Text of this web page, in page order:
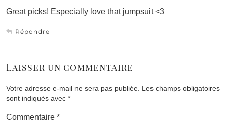
Great picks! Especially love that jumpsuit <3
Répondre
Laisser un commentaire
Votre adresse e-mail ne sera pas publiée. Les champs obligatoires
sont indiqués avec *
Commentaire *